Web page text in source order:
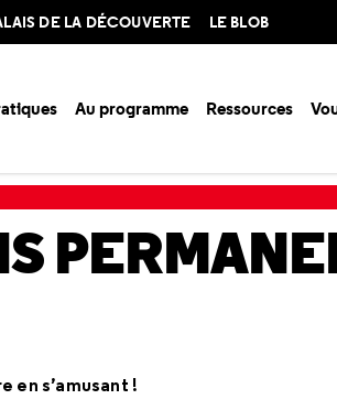
DE LA DÉCOUVERTE LE BLOB
Au programme Ressources
en s’amusant !